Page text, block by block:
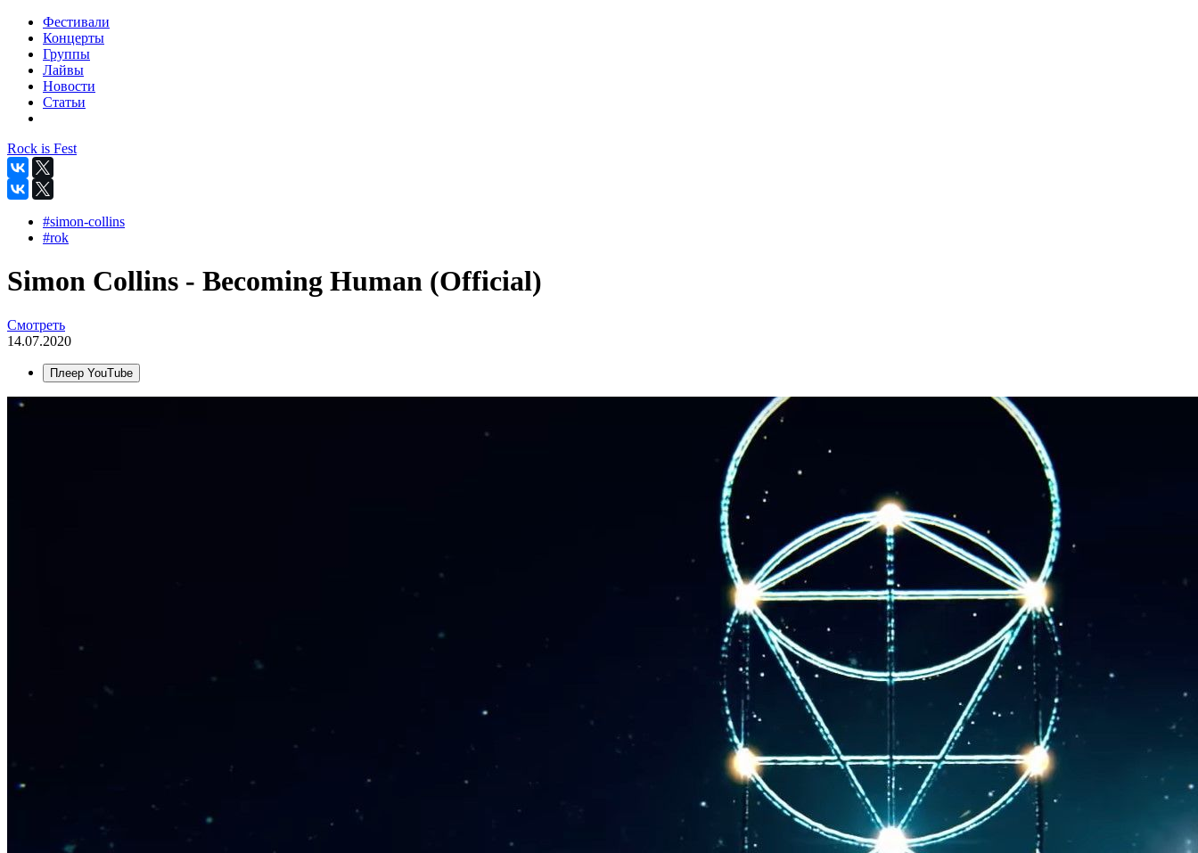
Фестивали
Концерты
Группы
Лайвы
Новости
Статьи
Rock is Fest
#simon-collins
#rok
Simon Collins - Becoming Human (Official)
Смотреть
14.07.2020
Плеер YouTube